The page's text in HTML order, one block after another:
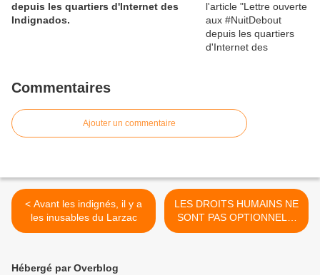
depuis les quartiers d'Internet des
Indignados.
Commentaires
Ajouter un commentaire
< Avant les indignés, il y a
les inusables du Larzac
LES DROITS HUMAINS NE
SONT PAS OPTIONNELS!
(Appel à une Journée
Hébergé par Overblog